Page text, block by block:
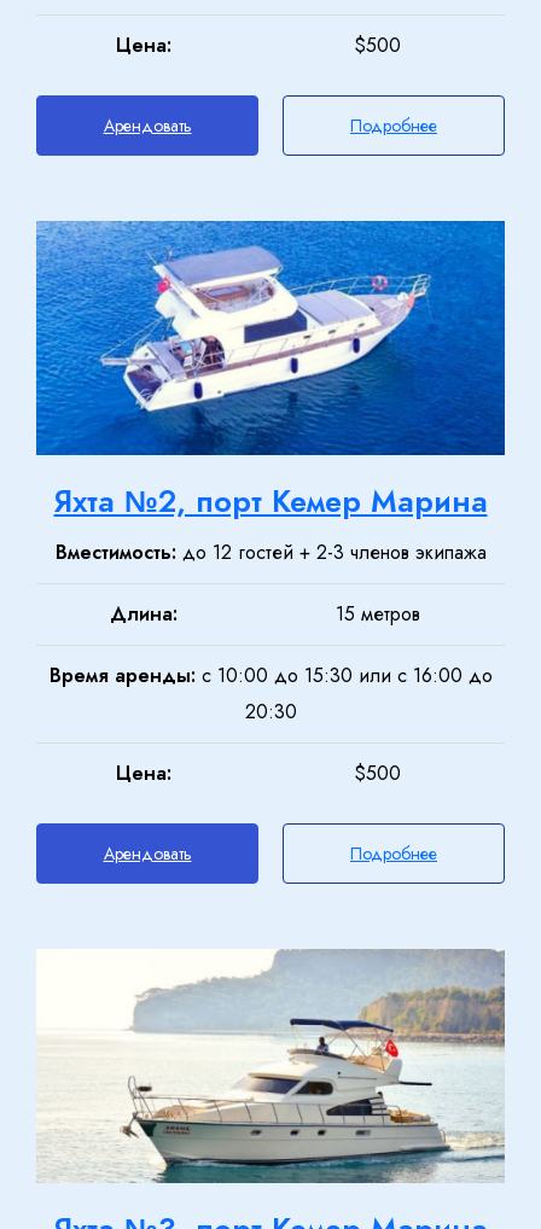
Цена: $500
Арендовать Подробнее
Яхта №2, порт Кемер Марина
Вместимость: до 12 гостей + 2-3 членов экипажа
Длина: 15 метров
Время аренды: с 10:00 до 15:30 или с 16:00 до
20:30
Цена: $500
Арендовать Подробнее